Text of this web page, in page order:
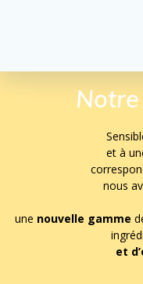
et à
nous
une nouvelle gamme
et